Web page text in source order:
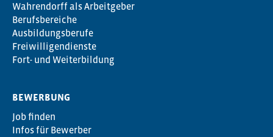
Wahrendorff als Arbeitgeber
Berufsbereiche
Ausbildungsberufe
Freiwilligendienste
Fort- und Weiterbildung
BEWERBUNG
Job finden
Infos für Bewerber